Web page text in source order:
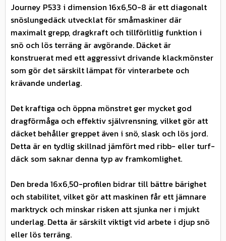
Journey P533 i dimension 16x6,50-8 är ett diagonalt
snöslungedäck utvecklat för småmaskiner där
maximalt grepp, dragkraft och tillförlitlig funktion i
snö och lös terräng är avgörande. Däcket är
konstruerat med ett aggressivt drivande klackmönster
som gör det särskilt lämpat för vinterarbete och
krävande underlag.
Det kraftiga och öppna mönstret ger mycket god
dragförmåga och effektiv självrensning, vilket gör att
däcket behåller greppet även i snö, slask och lös jord.
Detta är en tydlig skillnad jämfört med ribb- eller turf-
däck som saknar denna typ av framkomlighet.
Den breda 16x6,50-profilen bidrar till bättre bärighet
och stabilitet, vilket gör att maskinen får ett jämnare
marktryck och minskar risken att sjunka ner i mjukt
underlag. Detta är särskilt viktigt vid arbete i djup snö
eller lös terräng.